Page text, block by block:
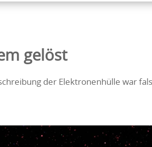
gelöst
der Elektronenhülle war